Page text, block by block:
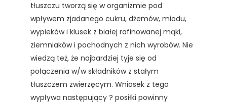
tłuszczu tworzą się w organizmie pod
wpływem zjadanego cukru, dżemów, miodu,
wypieków i klusek z białej rafinowanej mąki,
ziemniaków i pochodnych z nich wyrobów. Nie
wiedzą też, że najbardziej tyje się od
połączenia w/w składników z stałym
tłuszczem zwierzęcym. Wniosek z tego
wypływa następujący ? posiłki powinny